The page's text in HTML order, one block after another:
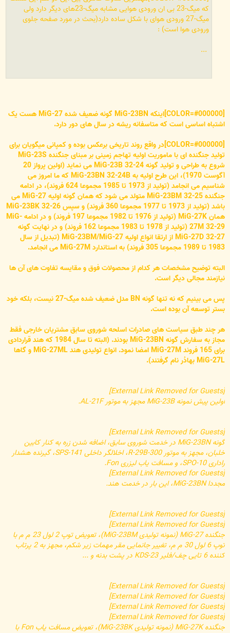
که میگ-23 بی ان ورودی هوایی مشابه میگ-23های دیگر دارد ولی
میگ-27 ورودی هوای با شکل ساده دارد(بحث در مورد صفحه جلوی
ورودی هوا است) :
...
[COLOR=#000000]اینکه MiG-23BN گونه ضعیف شده MiG-27 هست یک
اشتباه اساسی است که متاسفانه ریشه در سال های دور دارد.
[COLOR=#000000]در واقع روند تاریخی برعکس بوده و کمپانی میگویان برای
تولید جنگنده ای با ماموریت اولیه تهاجم زمینی بر مبنای جنگنده MiG-23S
شروع به طراحی و تولید گونه MiG-23B 32-24 می نماید (اولین پرواز 20
آگوست 1970)، این طرح اولیه به MiG-23BN 32-24B که ما امروز می
شناسیم می انجامد (تولید از 1973 تا 1985 مجموعا 624 فروند)، در ادامه
جنگنده MiG-23BM 32-25 متولد می شود که همان گونه اولیه MiG-27 می
باشد (تولید از 1973 تا 1977 مجموعا 360 فروند) و سپس MiG-23BK 32-26
همان MiG-27K (تولید از 1976 تا 1982 مجموعا 197 فروند) و در ادامه MiG-
27M 32-29 (تولید از 1978 تا 1983 مجموعا 162 فروند) و در نهایت گونه
MiG-27D 32-27 از ارتقا انواع اولیه MiG-23BM/MiG-27 (تبدیل از سال
1983 تا 1989 مجموعا 305 فروند) به استاندارد MiG-27M می انجامد.
البته توضیح مشخصات هر کدام از محصولات فوق و مقایسه تفاوت های آن ها
نیازمند مجالی دیگر است.
پس می بینیم که نه تنها گونه BN مدل ضعیف شده میگ-27 نیست، بلکه خود
بستر توسعه آن بوده است.
هر چند طبق سیاست های صادرات اسلحه شوروی سابق مشتریان خارجی فقط
مجاز به سفارش گونه MiG-23BN بودند. (البته تا سال 1984 که هند قراردادی
برای 165 فروند MiG-27M امضا نمود. انواع تولیدی هند MiG-27ML و گاها
MiG-27L بهادُر نام گرفتند).
[External Link Removed for Guests]
اولین پیش نمونه MiG-23B مجهز به موتور AL-21F.
[External Link Removed for Guests]
گونه MiG-23BN در خدمت شوروی سابق، اضافه شدن زره به کنار کابین
خلبان، مجهز به موتور R-29B-300، اخلالگر داخلی SPS-141، گیرنده هشدار
راداری SPO-10، و مسافت یاب لیزری Fon.
[External Link Removed for Guests]
مجددا MiG-23BN، این بار در خدمت هند.
[External Link Removed for Guests]
[External Link Removed for Guests]
جنگنده MiG-27 (نمونه تولیدی MiG-23BM)، تعویض توپ 2 لول 23 م م با
توپ 6 لول 30 م م، تغییر جانمایی مقر مهمات زیر شکم، مجهز به 2 پرتاب
کننده 6 تایی چف/فلیر KDS-23 در پشت بدنه و ...
[External Link Removed for Guests]
[External Link Removed for Guests]
[External Link Removed for Guests]
[External Link Removed for Guests]
جنگنده MiG-27K (نمونه تولیدی MiG-23BK)، تعویض مسافت یاب Fon با